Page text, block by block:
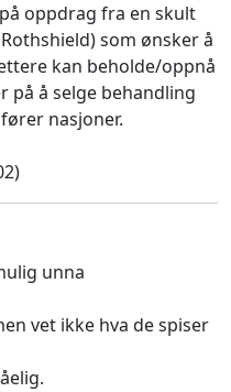
oppdrag fra en skult
som ønsker å
kan beholde/oppnå
på å selge behandling
nasjoner.
unna
vet ikke hva de spiser